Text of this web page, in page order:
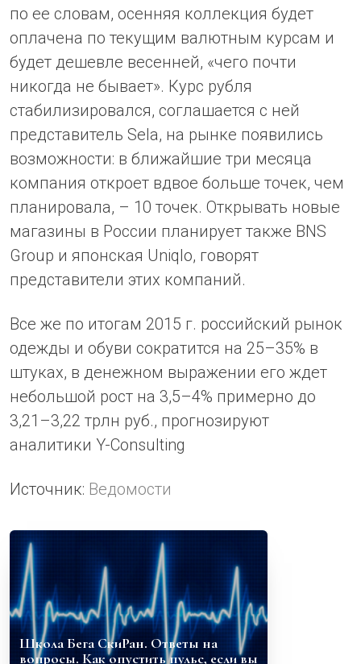
по ее словам, осенняя коллекция будет
оплачена по текущим валютным курсам и
будет дешевле весенней, «чего почти
никогда не бывает». Курс рубля
стабилизировался, соглашается с ней
представитель Sela, на рынке появились
возможности: в ближайшие три месяца
компания откроет вдвое больше точек, чем
планировала, – 10 точек. Открывать новые
магазины в России планирует также BNS
Group и японская Uniqlo, говорят
представители этих компаний.
Все же по итогам 2015 г. российский рынок
одежды и обуви сократится на 25–35% в
штуках, в денежном выражении его ждет
небольшой рост на 3,5–4% примерно до
3,21–3,22 трлн руб., прогнозируют
аналитики Y-Сonsulting
Источник: Ведомости
Школа Бега СкиРан. Ответы на
вопросы. Как опустить пульс, если вы